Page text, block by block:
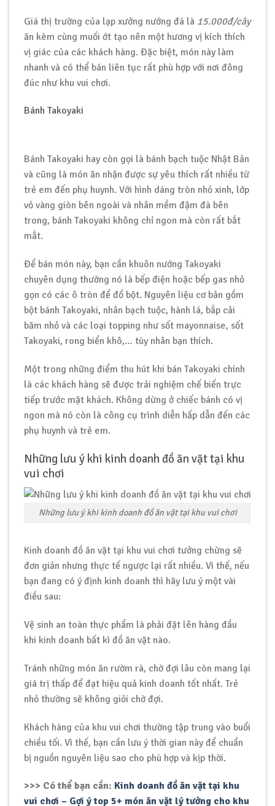
Giá thị trường của lạp xưởng nướng đá là 15.000đ/cây
ăn kèm cùng muối ớt tạo nên một hương vị kích thích
vị giác của các khách hàng. Đặc biệt, món này làm
nhanh và có thể bán liên tục rất phù hợp với nơi đông
đúc như khu vui chơi.
Bánh Takoyaki
Bánh Takoyaki hay còn gọi là bánh bạch tuộc Nhật Bản
và cũng là món ăn nhận được sự yêu thích rất nhiều từ
trẻ em đến phụ huynh. Với hình dáng tròn nhỏ xinh, lớp
vỏ vàng giòn bên ngoài và nhân mềm đậm đà bên
trong, bánh Takoyaki không chỉ ngon mà còn rất bắt
mắt.
Để bán món này, bạn cần khuôn nướng Takoyaki
chuyên dụng thường nó là bếp điện hoặc bếp gas nhỏ
gọn có các ô tròn để đổ bột. Nguyên liệu cơ bản gồm
bột bánh Takoyaki, nhân bạch tuộc, hành lá, bắp cải
băm nhỏ và các loại topping như sốt mayonnaise, sốt
Takoyaki, rong biển khô,… tùy nhân bạn thích.
Một trong những điểm thu hút khi bán Takoyaki chính
là các khách hàng sẽ được trải nghiệm chế biến trực
tiếp trước mặt khách. Không dừng ở chiếc bánh có vị
ngon mà nó còn là công cụ trình diễn hấp dẫn đến các
phụ huynh và trẻ em.
Những lưu ý khi kinh doanh đồ ăn vặt tại khu
vui chơi
Những lưu ý khi kinh doanh đồ ăn vặt tại khu vui chơi
Kinh doanh đồ ăn vặt tại khu vui chơi tưởng chừng sẽ
đơn giản nhưng thực tế ngược lại rất nhiều. Vì thế, nếu
bạn đang có ý định kinh doanh thì hãy lưu ý một vài
điều sau:
Vệ sinh an toàn thực phẩm là phải đặt lên hàng đầu
khi kinh doanh bất kì đồ ăn vặt nào.
Tránh những món ăn rườm rà, chờ đợi lâu còn mang lại
giá trị thấp để đạt hiệu quả kinh doanh tốt nhất. Trẻ
nhỏ thường sẽ không giỏi chờ đợi.
Khách hàng của khu vui chơi thường tập trung vào buổi
chiều tối. Vì thế, bạn cần lưu ý thời gian này để chuẩn
bị nguồn nguyên liệu sao cho phù hợp và kịp thời.
>>> Có thể bạn cần: Kinh doanh đồ ăn vặt tại khu
vui chơi – Gợi ý top 5+ món ăn vặt lý tưởng cho khu